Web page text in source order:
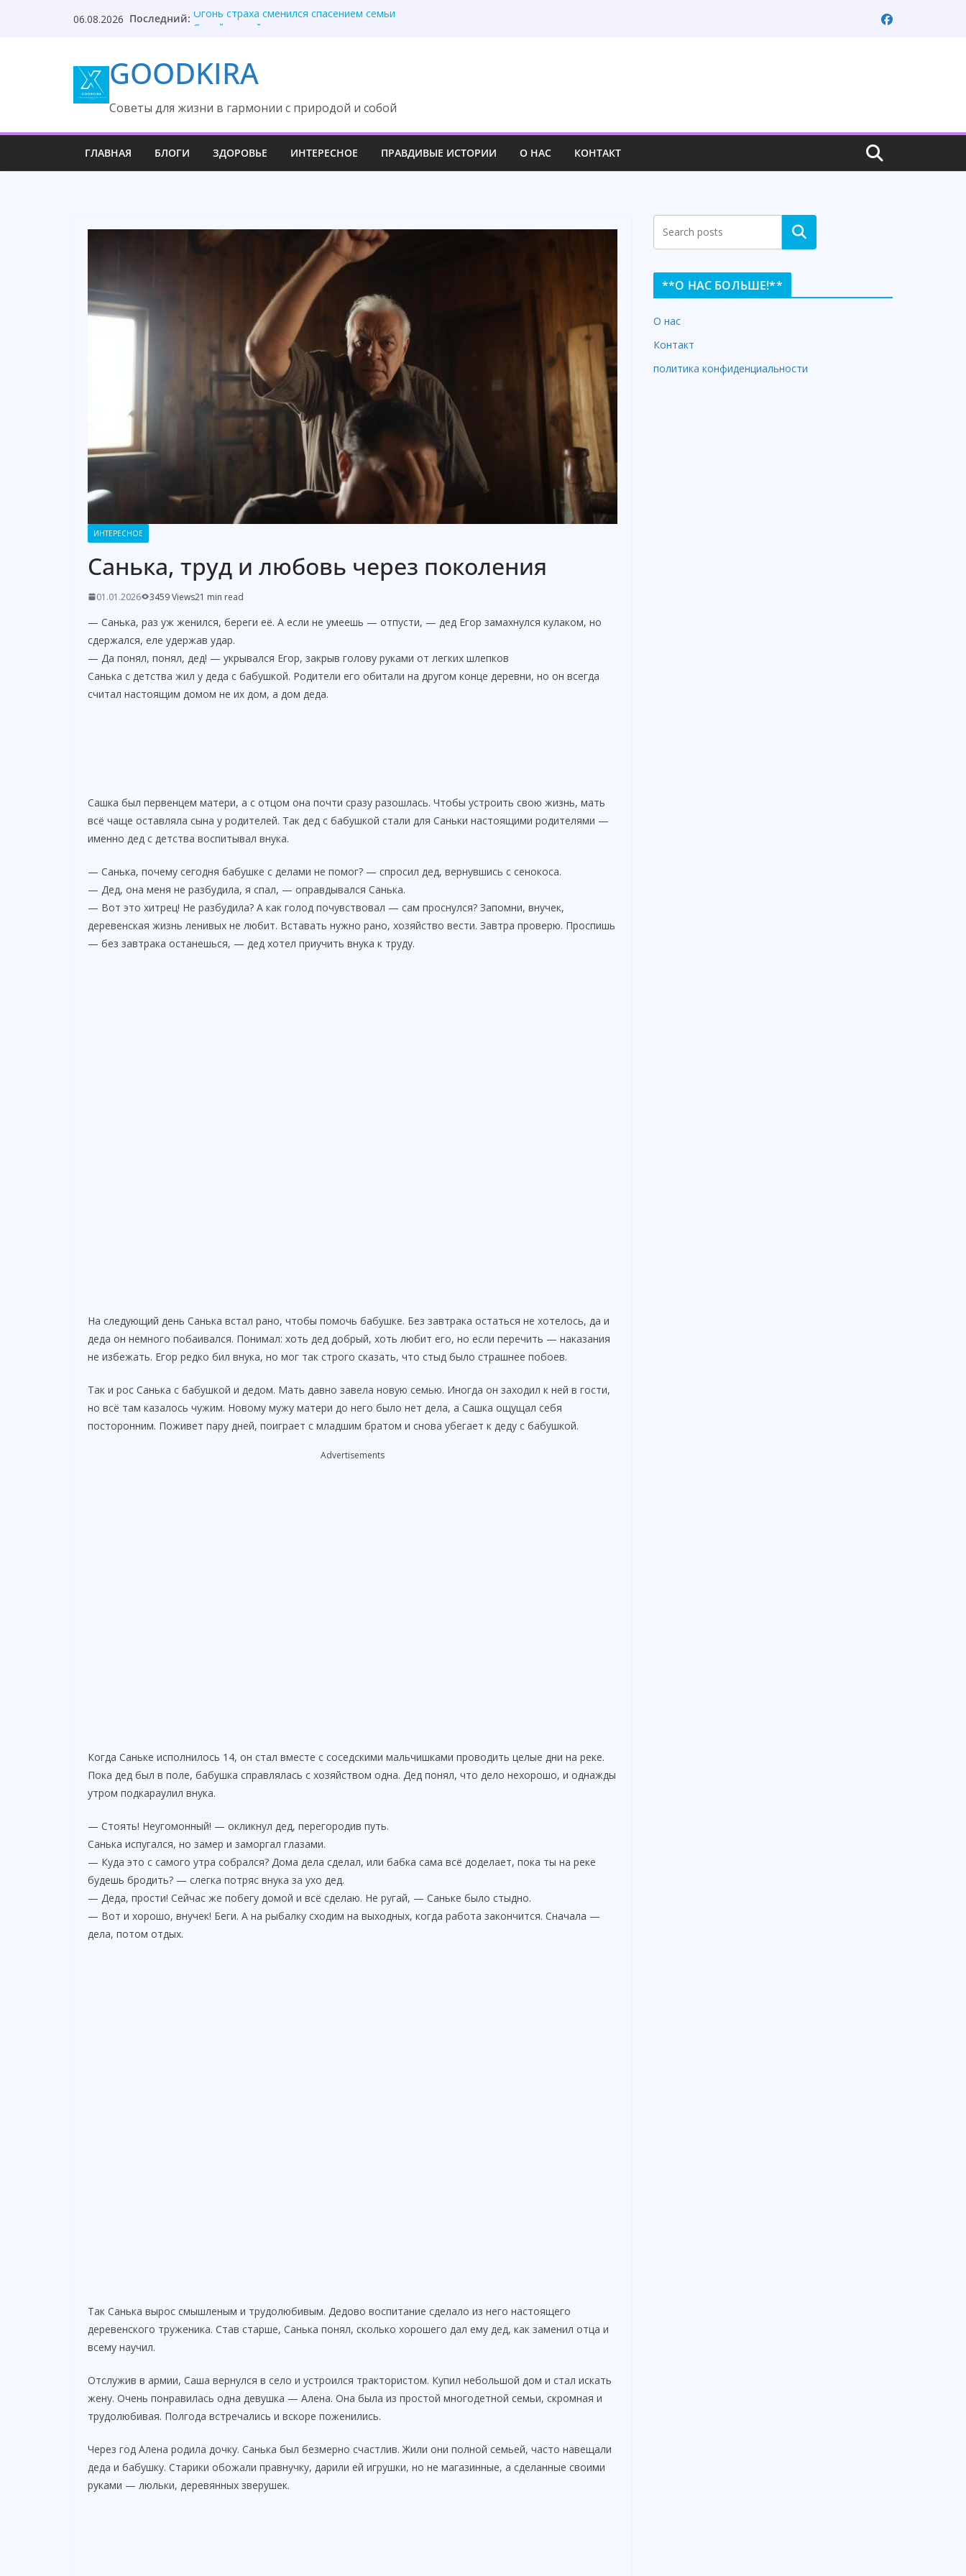
06.08.2026 Последний: Огонь страха сменился спасением семьи
Она два года рога носит, — усмехнулась
Она услышала приговор, но спаслась чудом
GOODKIRA
Cоветы для жизни в гармонии с природой и собой
ГЛАВНАЯ БЛОГИ ЗДОРОВЬЕ ИНТЕРЕСНОЕ ПРАВДИВЫЕ ИСТОРИИ О НАС КОНТАКТ
ИНТЕРЕСНОЕ
Санька, труд и любовь через поколения
01.01.2026 3459 Views21 min read
— Санька, раз уж женился, береги её. А если не умеешь — отпусти, — дед Егор замахнулся кулаком, но
сдержался, еле удержав удар.
— Да понял, понял, дед! — укрывался Егор, закрыв голову руками от легких шлепков
Санька с детства жил у деда с бабушкой. Родители его обитали на другом конце деревни, но он всегда
считал настоящим домом не их дом, а дом деда.
Сашка был первенцем матери, а с отцом она почти сразу разошлась. Чтобы устроить свою жизнь, мать
всё чаще оставляла сына у родителей. Так дед с бабушкой стали для Саньки настоящими родителями —
именно дед с детства воспитывал внука.
— Санька, почему сегодня бабушке с делами не помог? — спросил дед, вернувшись с сенокоса.
— Дед, она меня не разбудила, я спал, — оправдывался Санька.
— Вот это хитрец! Не разбудила? А как голод почувствовал — сам проснулся? Запомни, внучек,
деревенская жизнь ленивых не любит. Вставать нужно рано, хозяйство вести. Завтра проверю. Проспишь
— без завтрака останешься, — дед хотел приучить внука к труду.
На следующий день Санька встал рано, чтобы помочь бабушке. Без завтрака остаться не хотелось, да и
деда он немного побаивался. Понимал: хоть дед добрый, хоть любит его, но если перечить — наказания
не избежать. Егор редко бил внука, но мог так строго сказать, что стыд было страшнее побоев.
Так и рос Санька с бабушкой и дедом. Мать давно завела новую семью. Иногда он заходил к ней в гости,
но всё там казалось чужим. Новому мужу матери до него было нет дела, а Сашка ощущал себя
посторонним. Поживет пару дней, поиграет с младшим братом и снова убегает к деду с бабушкой.
Advertisements
Когда Саньке исполнилось 14, он стал вместе с соседскими мальчишками проводить целые дни на реке.
Пока дед был в поле, бабушка справлялась с хозяйством одна. Дед понял, что дело нехорошо, и однажды
утром подкараулил внука.
— Стоять! Неугомонный! — окликнул дед, перегородив путь.
Санька испугался, но замер и заморгал глазами.
— Куда это с самого утра собрался? Дома дела сделал, или бабка сама всё доделает, пока ты на реке
будешь бродить? — слегка потряс внука за ухо дед.
— Деда, прости! Сейчас же побегу домой и всё сделаю. Не ругай, — Саньке было стыдно.
— Вот и хорошо, внучек! Беги. А на рыбалку сходим на выходных, когда работа закончится. Сначала —
дела, потом отдых.
Так Санька вырос смышленым и трудолюбивым. Дедово воспитание сделало из него настоящего
деревенского труженика. Став старше, Санька понял, сколько хорошего дал ему дед, как заменил отца и
всему научил.
Отслужив в армии, Саша вернулся в село и устроился трактористом. Купил небольшой дом и стал искать
жену. Очень понравилась одна девушка — Алена. Она была из простой многодетной семьи, скромная и
трудолюбивая. Полгода встречались и вскоре поженились.
Через год Алена родила дочку. Санька был безмерно счастлив. Жили они полной семьей, часто навещали
деда и бабушку. Старики обожали правнучку, дарили ей игрушки, но не магазинные, а сделанные своими
руками — люльки, деревянных зверушек.
Search
**О НАС БОЛЬШЕ!**
О нас
Контакт
политика конфиденциальности